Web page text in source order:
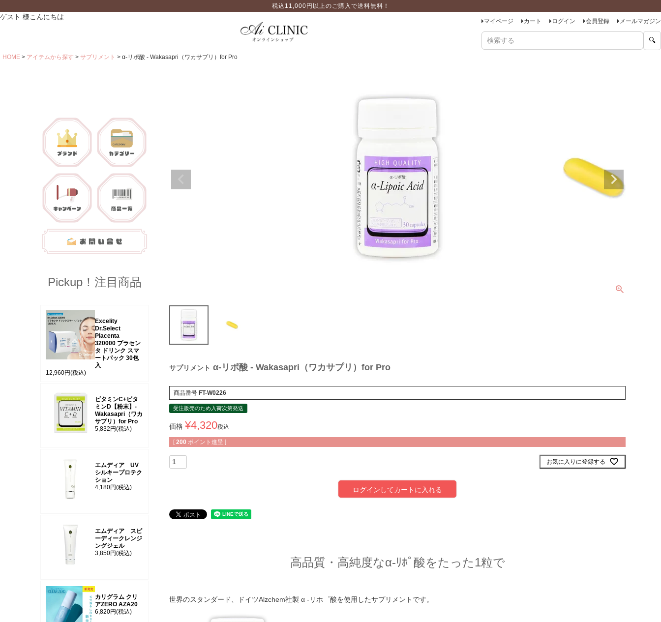
税込11,000円以上のご購入で送料無料！
ゲスト 様こんにちは
マイページ カート ログイン 会員登録 メールマガジン
商品をキーワードで検索
🔍
HOME アイテムから探す サプリメント α-リポ酸 - Wakasapri（ワカサプリ）for Pro
Pickup！注目商品
Excelity
Dr.Select
Placenta
320000 プラセン
タ ドリンク スマ
ートパック 30包
入
12,960円(税込)
ビタミンC+ビタ
ミンD【粉末】-
Wakasapri（ワカ
サプリ）for Pro
5,832円(税込)
エムディア UV
シルキープロテク
ション
4,180円(税込)
エムディア スピ
ーディークレンジ
ングジェル
3,850円(税込)
カリグラム クリ
アZERO AZA20
6,820円(税込)
サプリメント α-リポ酸 - Wakasapri（ワカサプリ）for Pro
商品番号 FT-W0226
受注販売のため入荷次第発送
価格 ¥4,320税込
[ 200 ポイント進呈 ]
お気に入りに登録する
ログインしてカートに入れる
高品質・高純度なα-ﾘﾎﾟ酸をたった1粒で
世界のスタンダード、ドイツAlzchem社製 α -リホ゜酸を使用したサプリメントです。